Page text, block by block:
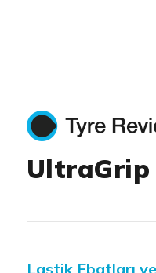
UltraGrip
Lastik Ebatları